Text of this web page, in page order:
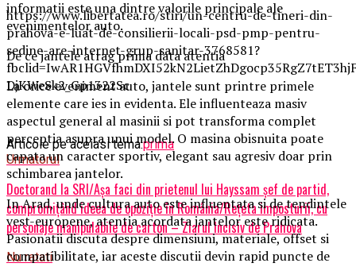
https://www.libertatea.ro/stiri/un-centru-de-tineri-din-
prahova-e-luat-de-consilierii-locali-psd-pmp-pentru-
sedine-are-internet-grup-sanitar-3768581?
DjKWeSk2_Gp1322Sc
Articole pe aceiasi tema:prima
Urmatorul
Doctorand la SRI/Așa faci din prietenul lui Hayssam șef de partid,
compromițând ideea de opoziție în România/Rețeta imposturii, cu
personaje manipulabile de carton – Ziarul Incisiv de Prahova
Nu ratati
informatii este una dintre valorile principale ale
evenimentelor auto.
De ce jantele atrag prima data atentia
La orice eveniment auto, jantele sunt printre primele
elemente care ies in evidenta. Ele influenteaza masiv
aspectul general al masinii si pot transforma complet
perceptia asupra unui model. O masina obisnuita poate
capata un caracter sportiv, elegant sau agresiv doar prin
schimbarea jantelor.
In Arad, unde cultura auto este influentata si de tendintele
vest-europene, atentia acordata jantelor este ridicata.
Pasionatii discuta despre dimensiuni, materiale, offset si
compatibilitate, iar aceste discutii devin rapid puncte de